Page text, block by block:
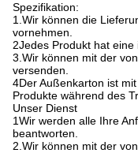
Spezifikation:
1. Wir können die
vornehmen.
2Jedes Produkt hat eine
3. Wir können mit der
versenden.
4Der Außenkarton ist
Produkte während des
Unser Dienst
1Wir werden alle Ihre
beantworten.
2. Wir können mit der